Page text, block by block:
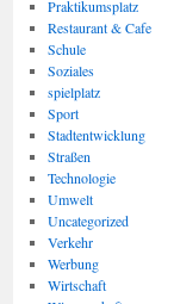
Praktikumsplatz
Restaurant & Cafe
Schule
Soziales
spielplatz
Sport
Stadtentwicklung
Straßen
Technologie
Umwelt
Uncategorized
Verkehr
Werbung
Wirtschaft